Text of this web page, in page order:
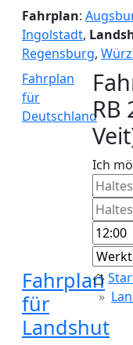
Fahrplan:
Ingolstadt,
Regensburg,
Fahrplan
für
DeutschlandRB
Ich
Fahrplan
für
Landshut